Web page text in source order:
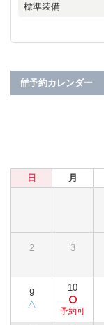
標準装備
予約カレンダー
日 月
2 3
9 10